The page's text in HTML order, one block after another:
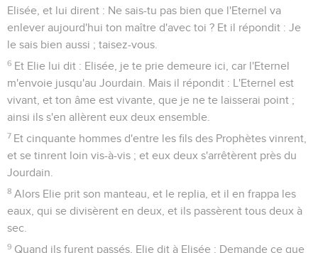
Elisée, et lui dirent : Ne sais-tu pas bien que l'Eternel va
enlever aujourd'hui ton maître d'avec toi ? Et il répondit : Je
le sais bien aussi ; taisez-vous.
6 Et Elie lui dit : Elisée, je te prie demeure ici, car l'Eternel
m'envoie jusqu'au Jourdain. Mais il répondit : L'Eternel est
vivant, et ton âme est vivante, que je ne te laisserai point ;
ainsi ils s'en allèrent eux deux ensemble.
7 Et cinquante hommes d'entre les fils des Prophètes vinrent,
et se tinrent loin vis-à-vis ; et eux deux s'arrêtèrent près du
Jourdain.
8 Alors Elie prit son manteau, et le replia, et il en frappa les
eaux, qui se divisèrent en deux, et ils passèrent tous deux à
sec.
9 Quand ils furent passés, Elie dit à Elisée : Demande ce que